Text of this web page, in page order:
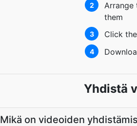
2
Arrange
them
3 Click
4
Yhdistä
Mikä on videoiden